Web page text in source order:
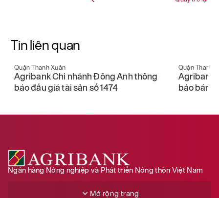
Tin liên quan
Quận Thanh Xuân
Agribank Chi nhánh Đông Anh thông
báo đấu giá tài sản số 1474
Quận Thanh
Agribank
báo bán
Ngân hàng Nông nghiệp và Phát triển Nông thôn Việt Nam
Mở rộng trang